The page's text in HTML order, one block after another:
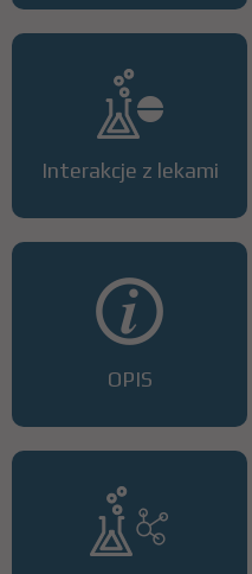
Interakcje z lekami
OPIS